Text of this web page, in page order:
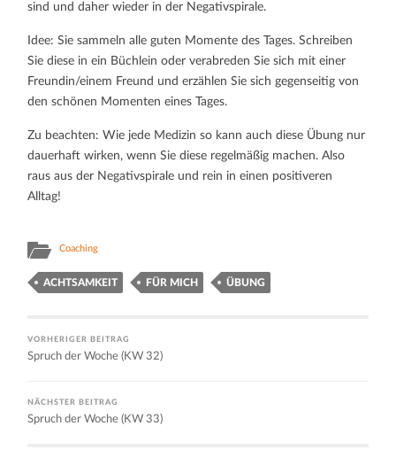
sind und daher wieder in der Negativspirale.
Idee: Sie sammeln alle guten Momente des Tages. Schreiben
Sie diese in ein Büchlein oder verabreden Sie sich mit einer
Freundin/einem Freund und erzählen Sie sich gegenseitig von
den schönen Momenten eines Tages.
Zu beachten: Wie jede Medizin so kann auch diese Übung nur
dauerhaft wirken, wenn Sie diese regelmäßig machen. Also
raus aus der Negativspirale und rein in einen positiveren
Alltag!
Coaching
ACHTSAMKEIT FÜR MICH ÜBUNG
VORHERIGER BEITRAG
Spruch der Woche (KW 32)
NÄCHSTER BEITRAG
Spruch der Woche (KW 33)